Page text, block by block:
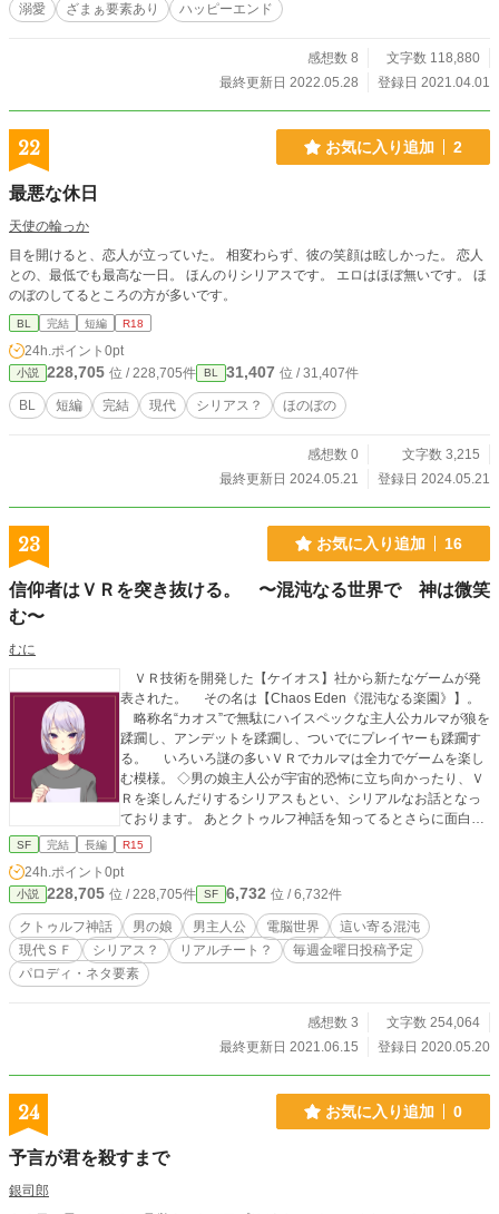
溺愛
ざまぁ要素あり ハッピーエンド
感想数 8
文字数 118,880
最終更新日 2022.05.28
登録日 2021.04.01
22 お気に入り追加 2
最悪な休日
天使の輪っか
目を開けると、恋人が立っていた。 相変わらず、彼の笑顔は眩しかった。 恋人
との、最低でも最高な一日。 ほんのりシリアスです。 エロはほぼ無いです。 ほ
のぼのしてるところの方が多いです。
BL 完結 短編 R18
24h.ポイント 0pt
小説 228,705 位 / 228,705件 BL 31,407 位 / 31,407件
BL 短編 完結 現代 シリアス？ ほのぼの
感想数 0
文字数 3,215
最終更新日 2024.05.21
登録日 2024.05.21
23 お気に入り追加 16
信仰者はＶＲを突き抜ける。 〜混沌なる世界で 神は微笑
む〜
むに
ＶＲ技術を開発した【ケイオス】社から新たなゲームが発
表された。 その名は【Chaos Eden《混沌なる楽園》】。
略称名“カオス”で無駄にハイスペックな主人公カルマが狼を
蹂躙し、アンデットを蹂躙し、ついでにプレイヤーも蹂躙す
る。 いろいろ謎の多いＶＲでカルマは全力でゲームを楽し
む模様。 ◇男の娘主人公が宇宙的恐怖に立ち向かったり、Ｖ
Ｒを楽しんだりするシリアスもとい、シリアルなお話となっ
ております。 あとクトゥルフ神話を知ってるとさらに面白く
なるかも？ 不定期でしたが毎週金曜日投稿となりました。
想乞食なので感想をどんどん下さるとありがたいです。
SF 完結 長編 R15
24h.ポイント 0pt
小説 228,705 位 / 228,705件 SF 6,732 位 / 6,732件
クトゥルフ神話 男の娘 男主人公 電脳世界
這い寄る混沌
現代ＳＦ
シリアス？ リアルチート？
毎週金曜日投稿予定
パロディ・ネタ要素
感想数 3
文字数 254,064
最終更新日 2021.06.15
登録日 2020.05.20
24 お気に入り追加 0
予言が君を殺すまで
銀司郎